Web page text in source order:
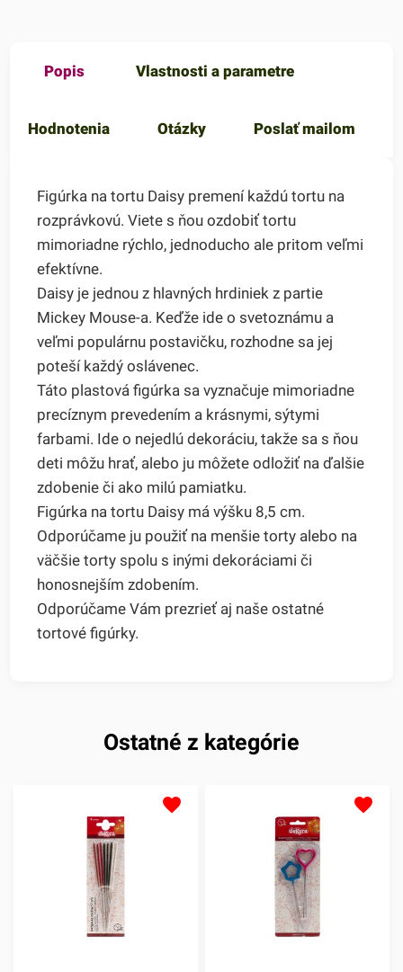
Popis Vlastnosti a parametre
Hodnotenia Otázky Poslať mailom
Figúrka na tortu Daisy premení každú tortu na
rozprávkovú. Viete s ňou ozdobiť tortu
mimoriadne rýchlo, jednoducho ale pritom veľmi
efektívne.
Daisy je jednou z hlavných hrdiniek z partie
Mickey Mouse-a. Keďže ide o svetoznámu a
veľmi populárnu postavičku, rozhodne sa jej
poteší každý oslávenec.
Táto plastová figúrka sa vyznačuje mimoriadne
precíznym prevedením a krásnymi, sýtymi
farbami. Ide o nejedlú dekoráciu, takže sa s ňou
deti môžu hrať, alebo ju môžete odložiť na ďalšie
zdobenie či ako milú pamiatku.
Figúrka na tortu Daisy má výšku 8,5 cm.
Odporúčame ju použiť na menšie torty alebo na
väčšie torty spolu s inými dekoráciami či
honosnejším zdobením.
Odporúčame Vám prezrieť aj naše ostatné
tortové figúrky.
Ostatné z kategórie